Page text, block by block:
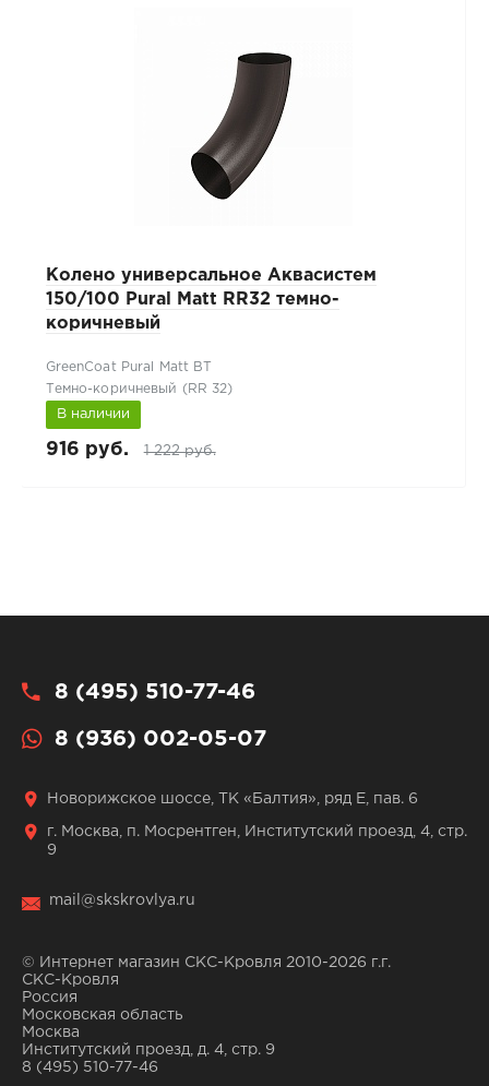
Колено универсальное Аквасистем
150/100 Pural Matt RR32 темно-
коричневый
GreenCoat Pural Matt BT
Темно-коричневый (RR 32)
В наличии
916 руб. 1 222 руб.
8 (495) 510-77-46
8 (936) 002-05-07
Новорижское шоссе, ТК «Балтия», ряд Е, пав. 6
г. Москва, п. Мосрентген, Институтский проезд, 4, стр.
9
mail@skskrovlya.ru
© Интернет магазин СКС-Кровля 2010-2026 г.г.
СКС-Кровля
Россия
Московская область
Москва
Институтский проезд, д. 4, стр. 9
8 (495) 510-77-46